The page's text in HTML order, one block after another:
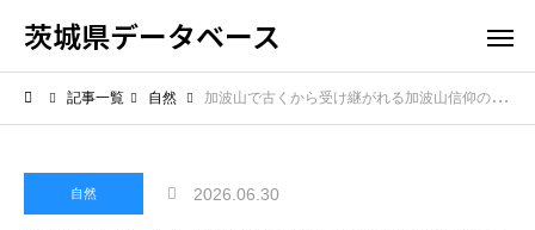
茨城県データベース
記事一覧 自然 加波山で古くから受け継がれる加波山信仰の歴史！神秘の山岳信仰の全貌
自然 2026.06.30